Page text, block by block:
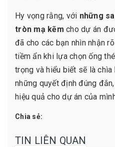
Hy vọng rằng, với những
tròn mạ kẽm cho dự án
đã cho các bạn nhìn nhận
tiềm ẩn khi lựa chọn ống
trọng và hiểu biết sẽ là
những quyết định đúng
hiệu quả cho dự án của
Chia sẻ:
TIN LIÊN QUAN